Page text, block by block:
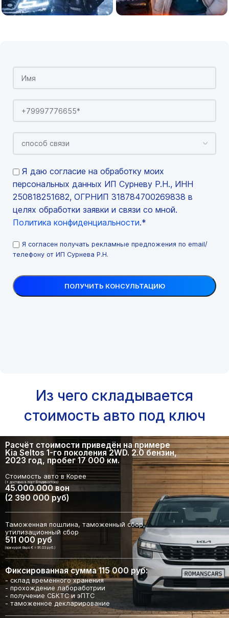
Я даю согласие на обработку моих
персональных данных ИП Сурневу Р.Н., ИНН
250818251682, ОГРНИП 318784700269838 в
целях обработки заявки и связи со мной.
Политика конфиденциальности.*
Я согласен получать рекламные предложения по email/
телефону от ИП Сурнева Р.Н.
Из чего складывается
стоимость авто под ключ
Расчёт стоимости приведён на примере
Kia Seltos 1-го поколения 2WD. 2.0 бензин,
2023 год, пробег 17 000 км.
Стоимость авто в Корее
(+ доставка в порт Владивостока)
45.000.000 вон
(2 390 000 руб)
Таможенная пошлина, таможенный сбор,
утилизационный сбор
511 000 руб
(при курсе Евро € = 91.03 руб.)
Фиксированная сумма 115 000 руб:
- склад временного хранения
- прохождение лабоработрии
- получение СБКТС и эПТС
- таможенное декларирование